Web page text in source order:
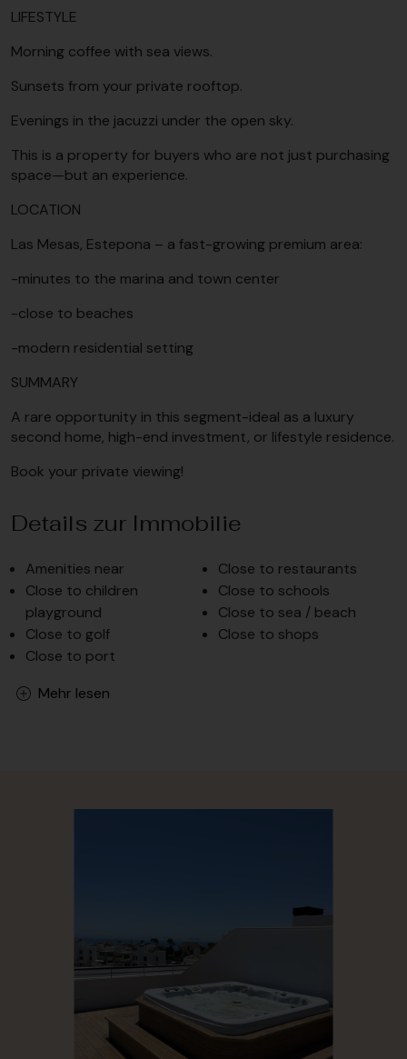
LIFESTYLE
Morning coffee with sea views.
Sunsets from your private rooftop.
Evenings in the jacuzzi under the open sky.
This is a property for buyers who are not just purchasing
space—but an experience.
LOCATION
Las Mesas, Estepona – a fast-growing premium area:
-minutes to the marina and town center
-close to beaches
-modern residential setting
SUMMARY
A rare opportunity in this segment-ideal as a luxury
second home, high-end investment, or lifestyle residence.
Book your private viewing!
Details zur Immobilie
Amenities near
Close to children
playground
Close to golf
Close to port
Close to restaurants
Close to schools
Close to sea / beach
Close to shops
Mehr lesen